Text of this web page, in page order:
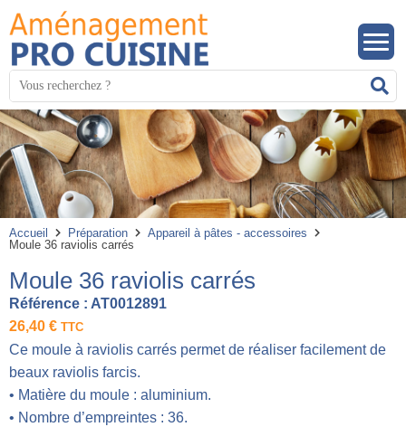
Mots
clés
:
Accueil Préparation
Appareil à pâtes - accessoires
Moule 36 raviolis carrés
Moule 36 raviolis carrés
Référence : AT0012891
26,40 € TTC
Ce moule à raviolis carrés permet de réaliser facilement de
beaux raviolis farcis.
• Matière du moule : aluminium.
• Nombre d’empreintes : 36.
Panneau de gestion des cookies